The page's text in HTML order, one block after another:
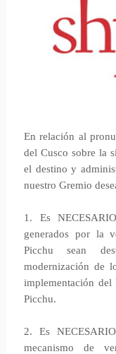
En relación al
del Cusco sobre la
el destino y
nuestro Gremio
1. Es
generados por la
Picchu sean
modernización de
implementación
Picchu.
2. Es
mecanismo de